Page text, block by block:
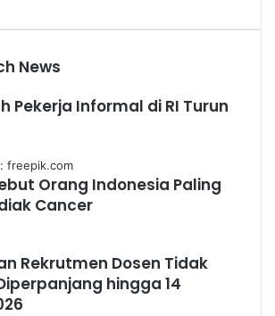
News
Pekerja Informal di RI Turun
Orang Indonesia Paling
Cancer
Rekrutmen Dosen Tidak
hingga 14